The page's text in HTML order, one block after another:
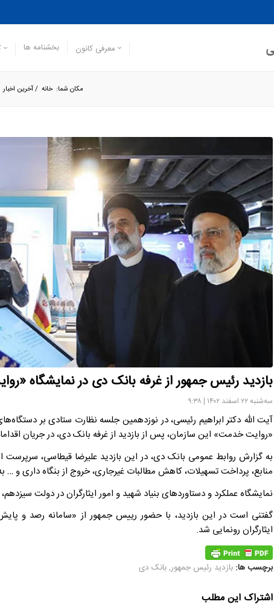
معرفی کانون بخشنامه ها
مکان شما: خانه /آخرین اخبار
بازدید رئیس جمهور از غرفه بانک دی در نمایشگاه
سه‌شنبه ۲۲ اسفند ۱۴۰۲ | ۹:۳۸
آیت الله دکتر ابراهیم رئیسی، در نوزدهمین جلسه نظارت ستادی بر
«روایت خدمت» این سازمان، پس از بازدید از غرفه بانک دی، در جریان
به گزارش روابط عمومی بانک دی، در این بازدید علیرضا قیطاسی،
منابع، پرداخت تسهیلات، کاهش مطالبات غیرجاری، خروج از بنگاه داری و …
نمایشگاه عملکرد و دستاوردهای بنیاد شهید و امور ایثارگران در دولت سیزدهم، ۱۷ تا ۲۴ اسفند ماه در محل ساختمان مرکزی بنیاد برپاست.
گفتنی است در این بازدید، با حضور رییس جمهور از «سامانه رصد و
ایثارگران رونمایی شد.
برچسب ها: بازدید رئیس جمهور,بانک دی
اشتراک این مطلب